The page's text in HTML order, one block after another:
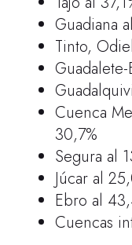
Guadiana
Tinto,
Cuenca
30,7%
Segura al
Júcar al
Ebro al
Cuencas